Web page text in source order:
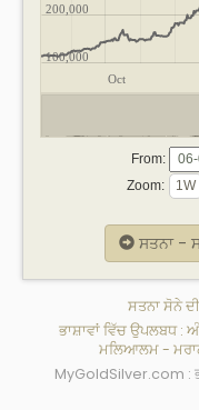
Oct
100,000
200,000
From:
Zoom:
ਸਤਨਾ -
ਸਤਨਾ ਸੋਨੇ
ਭਾਸ਼ਾਵਾਂ ਵਿੱਚ ਉਪਲਬਧ :
ਮਲਿਆਲਮ-
MyGoldSilver.com :